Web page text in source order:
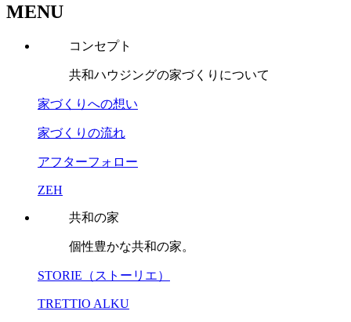
MENU
コンセプト
共和ハウジングの家づくりについて
家づくりへの想い
家づくりの流れ
アフターフォロー
ZEH
共和の家
個性豊かな共和の家。
STORIE（ストーリエ）
TRETTIO ALKU